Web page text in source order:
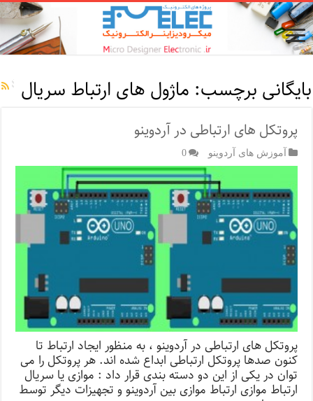
بایگانی برچسب: ماژول های ارتباط سریال
پروتکل های ارتباطی در آردوینو
آموزش های آردوینو 0
پروتکل های ارتباطی در آردوینو ، به منظور ایجاد ارتباط تا
کنون صدها پروتکل ارتباطی ابداع شده اند. هر پروتکل را می
توان در یکی از این دو دسته بندی قرار داد : موازی یا سریال
ارتباط موازی ارتباط موازی بین آردوینو و تجهیزات دیگر توسط